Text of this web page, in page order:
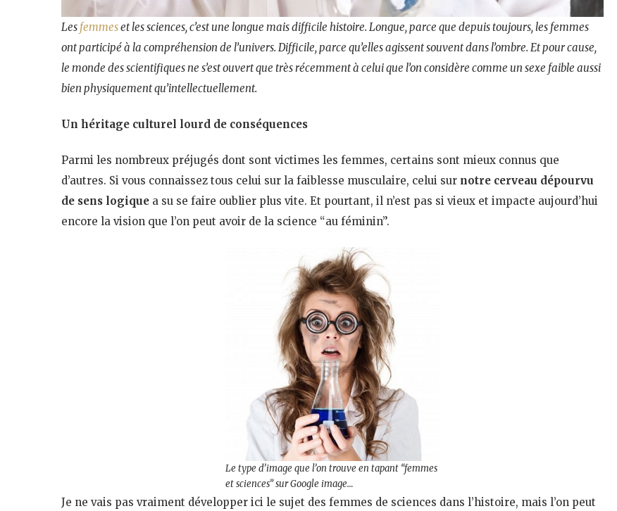
Les femmeset les sciences, c’est une longue mais difficile histoire. Longue, parce que depuis toujours, les femmes
ont participé à la compréhension de l’univers. Difficile, parce qu’elles agissent souvent dans l’ombre. Et pour cause,
le monde des scientifiques ne s’est ouvert que très récemment à celui que l’on considère comme un sexe faible aussi
bien physiquement qu’intellectuellement.
Un héritage culturel lourd de conséquences
Parmi les nombreux préjugés dont sont victimes les femmes, certains sont mieux connus que
d’autres. Si vous connaissez tous celui sur la faiblesse musculaire, celui sur notre cerveau dépourvu
de sens logique a su se faire oublier plus vite. Et pourtant, il n’est pas si vieux et impacte aujourd’hui
encore la vision que l’on peut avoir de la science “au féminin”.
Le type d’image que l’on trouve en tapant “femmes
et sciences” sur Google image…
Je ne vais pas vraiment développer ici le sujet des femmes de sciences dans l’histoire, mais l’on peut